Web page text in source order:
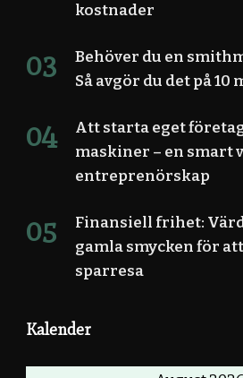
kostnader
Behöver du en
Så avgör du det på 10
Att starta eget
maskiner – en smart
entreprenörskap
Finansiell frihet:
gamla smycken för
sparresa
Kalender